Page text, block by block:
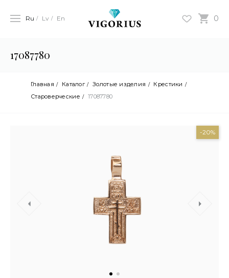
0
Ru Lv En
17087780
Главная Каталог Золотые изделия
Крестики
Староверческие
17087780
-20%